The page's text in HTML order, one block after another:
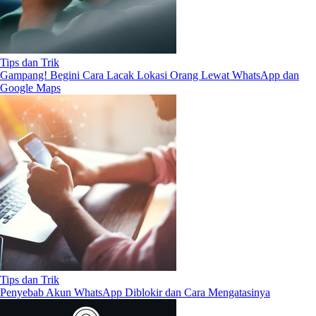
Tips dan Trik
Gampang! Begini Cara Lacak Lokasi Orang Lewat WhatsApp dan
Google Maps
Tips dan Trik
Penyebab Akun WhatsApp Diblokir dan Cara Mengatasinya